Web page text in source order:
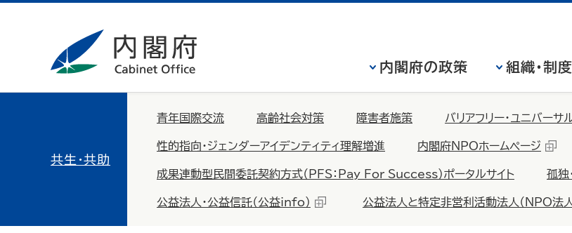
内閣府の政策 組織・制度
共生・共助
青年国際交流 高齢社会対策 障害者施策 バリアフリー・ユニバーサ
性的指向・ジェンダーアイデンティティ理解増進 内閣府NPOホームページ
成果連動型民間委託契約方式（PFS：Pay For Success）ポータルサイト 孤独
公益法人・公益信託（公益info） 公益法人と特定非営利活動法人（NPO法人